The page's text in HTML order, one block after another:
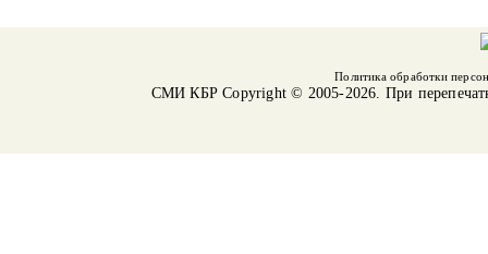
Политика обработки
СМИ КБРCopyright © 2005-2026. При